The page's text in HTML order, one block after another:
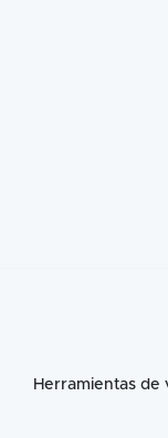
Herramientas de